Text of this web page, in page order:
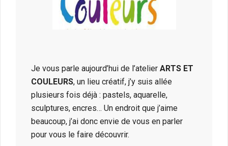
Je vous parle aujourd’hui de l’atelier ARTS ET
COULEURS, un lieu créatif, j’y suis allée
plusieurs fois déjà : pastels, aquarelle,
sculptures, encres… Un endroit que j’aime
beaucoup, j’ai donc envie de vous en parler
pour vous le faire découvrir.